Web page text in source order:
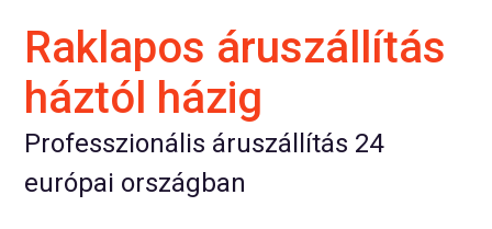
Raklapos áruszállítás
háztól házig
Professzionális áruszállítás 24
európai országban